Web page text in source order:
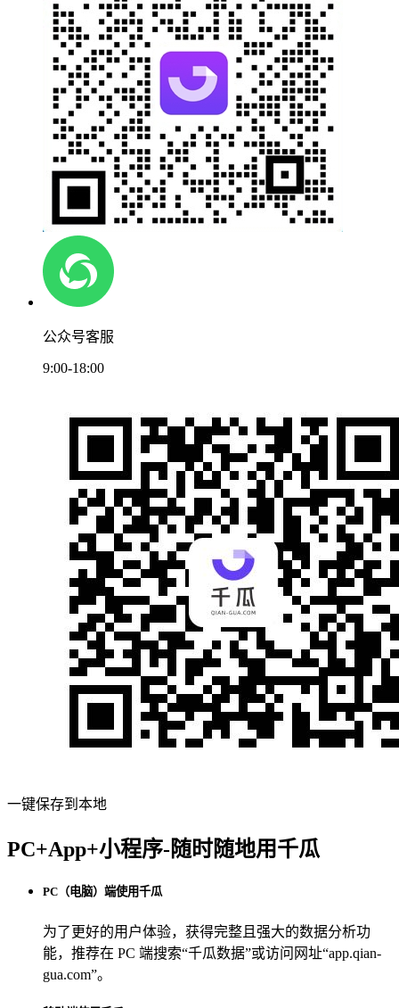
公众号客服
9:00-18:00
一键保存到本地
PC+App+小程序-随时随地用千瓜
PC（电脑）端使用千瓜
为了更好的用户体验，获得完整且强大的数据分析功
能，推荐在 PC 端搜索“千瓜数据”或访问网址“app.qian-
gua.com”。